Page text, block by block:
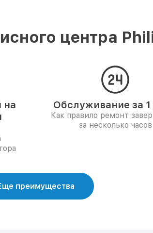
центра
на
Обслуживание за 1
Как правило ремонт
за несколько часов
преимущества